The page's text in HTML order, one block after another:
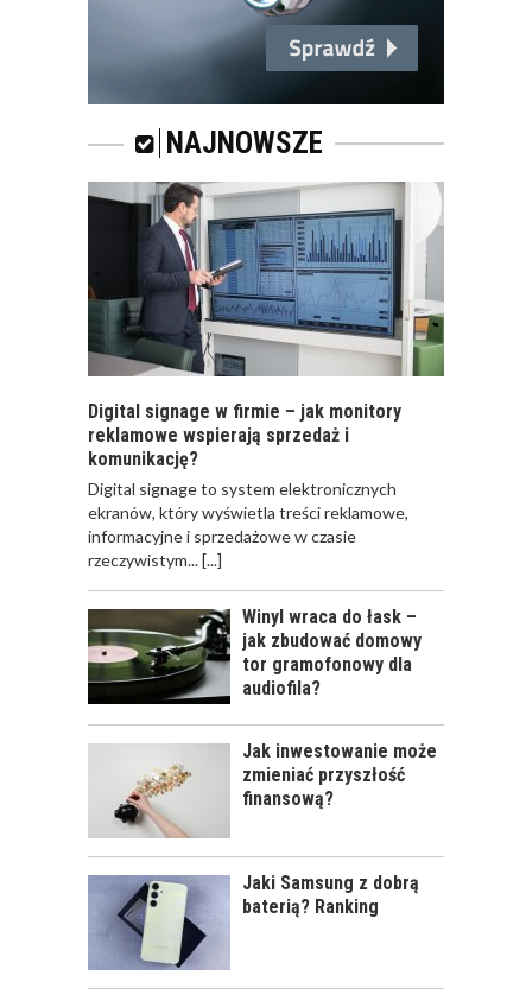
NAJNOWSZE
Digital signage w firmie – jak monitory
reklamowe wspierają sprzedaż i
komunikację?
​Digital signage to system elektronicznych
ekranów, który wyświetla treści reklamowe,
informacyjne i sprzedażowe w czasie
rzeczywistym...[...]
Winyl wraca do łask –
jak zbudować domowy
tor gramofonowy dla
audiofila?
Jak inwestowanie może
zmieniać przyszłość
finansową?
Jaki Samsung z dobrą
baterią? Ranking